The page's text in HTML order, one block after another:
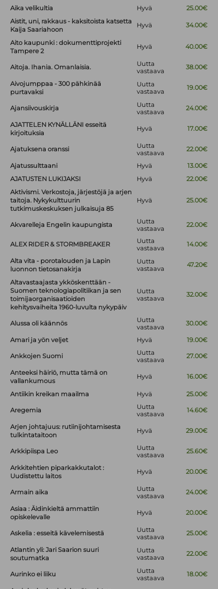
Aika velikultia Hyvä
25.00€
Aistit, uni, rakkaus - kaksitoista katsetta
Kaija Saariahoon
Hyvä 34.00€
Aito kaupunki : dokumenttiprojekti
Tampere 2
Hyvä 40.00€
Aitoja. Ihania. Omanlaisia.
Uutta
vastaava
38.00€
Aivojumppaa - 300 pähkinää
purtavaksi
Uutta
vastaava
19.00€
Ajansiivouskirja
Uutta
vastaava
24.00€
AJATTELEN KYNÄLLÄNI esseitä
kirjoituksia
Hyvä 17.00€
Ajatuksena oranssi
Uutta
vastaava
22.00€
Ajatussulttaani Hyvä
13.00€
AJATUSTEN LUKIJAKSI
Hyvä
22.00€
Aktivismi. Verkostoja, järjestöjä ja arjen
taitoja. Nykykulttuurin
tutkimuskeskuksen julkaisuja 85
Hyvä 25.00€
Akvarelleja Engelin kaupungista
Uutta
vastaava
22.00€
ALEX RIDER & STORMBREAKER
Uutta
vastaava
14.00€
Alta vita - porotalouden ja Lapin
luonnon tietosanakirja
Uutta
vastaava
47.20€
Altavastaajasta ykköskenttään -
Suomen teknologiapolitiikan ja sen
toimijaorganisaatioiden
kehitysvaiheita 1960-luvulta nykypäiv
Uutta
vastaava
32.00€
Alussa oli käännös
Uutta
vastaava
30.00€
Amari ja yön veljet Hyvä 19.00€
Ankkojen Suomi
Uutta
vastaava
27.00€
Anteeksi häiriö, mutta tämä on
vallankumous
Hyvä 16.00€
Antiikin kreikan maailma Hyvä 25.00€
Aregemia
Uutta
vastaava
14.60€
Arjen johtajuus: rutiinijohtamisesta
tulkintataitoon
Hyvä 29.00€
Arkkipiispa Leo
Uutta
vastaava
25.60€
Arkkitehtien piparkakkutalot :
Uudistettu laitos
Hyvä 20.00€
Armain aika
Uutta
vastaava
24.00€
Asiaa : Äidinkieltä ammattiin
opiskelevalle
Hyvä 20.00€
Askelia : esseitä kävelemisestä
Uutta
vastaava
25.00€
Atlantin yli: Jari Saarion suuri
soutumatka
Uutta
vastaava
22.00€
Aurinko ei liiku
Uutta
vastaava
18.00€